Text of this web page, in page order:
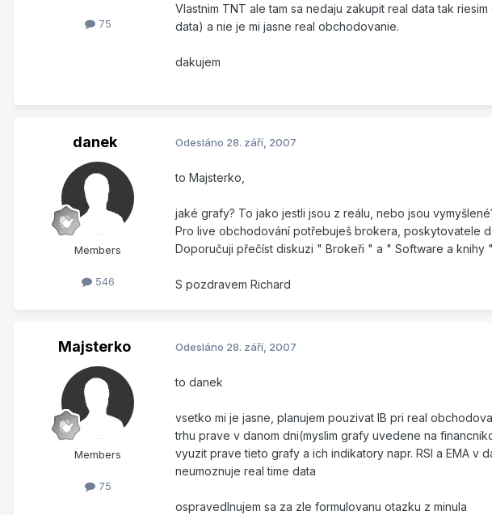
75
Vlastnim TNT ale tam sa nedaju zakupit real data tak
data) a nie je mi jasne real obchodovanie.
dakujem
danek
Members
546
Odesláno 28. září, 2007
to Majsterko,
jaké grafy? To jako jestli jsou z reálu, nebo jsou
Pro live obchodování potřebuješ brokera, poskytovatele
Doporučuji přečíst diskuzi " Brokeři " a " Software a knihy
S pozdravem Richard
Majsterko
Members
75
Odesláno 28. září, 2007
to danek
vsetko mi je jasne, planujem pouzivat IB pri real
trhu prave v danom dni(myslim grafy uvedene na
vyuzit prave tieto grafy a ich indikatory napr. RSI a EMA
neumoznuje real time data
ospravedlnujem sa za zle formulovanu otazku z minula